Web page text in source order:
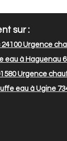
sur :
Urgence
à Haguenau
Urgence
eau à Ugine